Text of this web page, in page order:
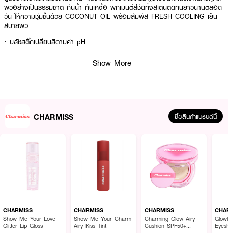
ผิวอย่างเป็นธรรมชาติ กันน้ำ กันเหงื่อ พิกเมนต์สีชัดทิ้งสเตนติดทนยาวนานตลอด
วัน ให้ความชุ่มชื้นด้วย COCONUT OIL พร้อมสัมผัส FRESH COOLING เย็น
สบายผิว
· บลัชสติ๊กเปลี่ยนสีตามค่า pH
How To Use :
ใช้ทาตกแต่งบริเวณแก้มหรือริมฝีปาก
Show More
CHARMISS ซื้อสินค้าแบรนด์นี้
CHARMISS
Show Me Your Love
Glitter Lip Gloss
CHARMISS
Show Me Your Charm
Airy Kiss Tint
CHARMISS
Charming Glow Airy
Cushion SPF50+